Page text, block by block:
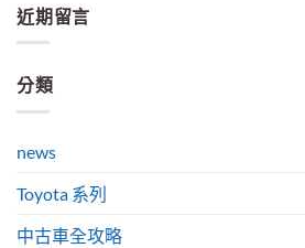
近期留言
分類
news
Toyota 系列
中古車全攻略